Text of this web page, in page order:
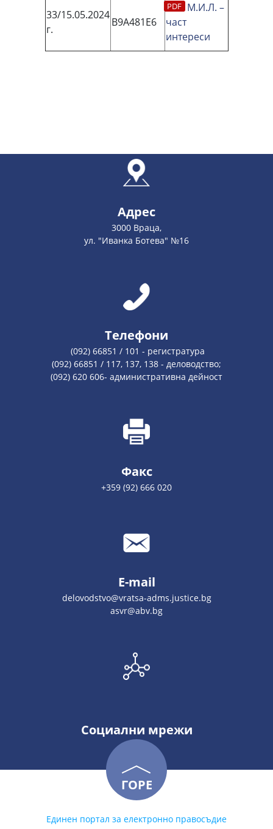
33/15.05.2024
г.
В9А481Е6
М.И.Л. –
част
интереси
Адрес
3000 Враца,
ул. "Иванка Ботева" №16
Телефони
(092) 66851 / 101 - регистратура
(092) 66851 / 117, 137, 138 - деловодство;
(092) 620 606- административна дейност
Факс
+359 (92) 666 020
E-mail
delovodstvo@vratsa-adms.justice.bg
asvr@abv.bg
Социални мрежи
ГОРЕ
Единен портал за електронно правосъдие